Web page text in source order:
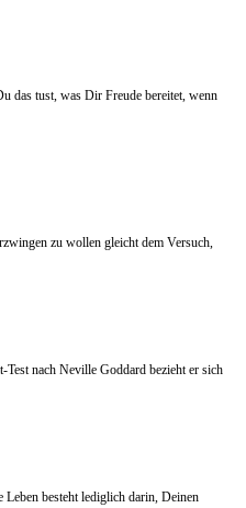
das tust, was Dir Freude bereitet, wenn
zu wollen gleicht dem Versuch,
Test nach Neville Goddard bezieht er sich
Leben besteht lediglich darin, Deinen